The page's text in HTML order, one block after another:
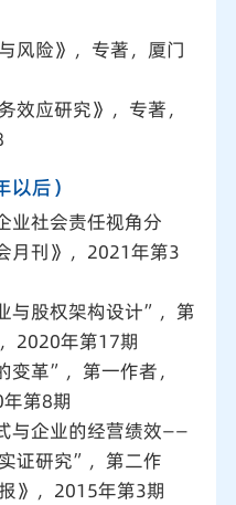
风险》，专著，厦门
效应研究》，专著，
后）
业社会责任视角分
月刊》，2021年第3
与股权架构设计”，第
2020年第17期
变革”，第一作者，
第8期
与企业的经营绩效――
证研究”，第二作
》，2015年第3期